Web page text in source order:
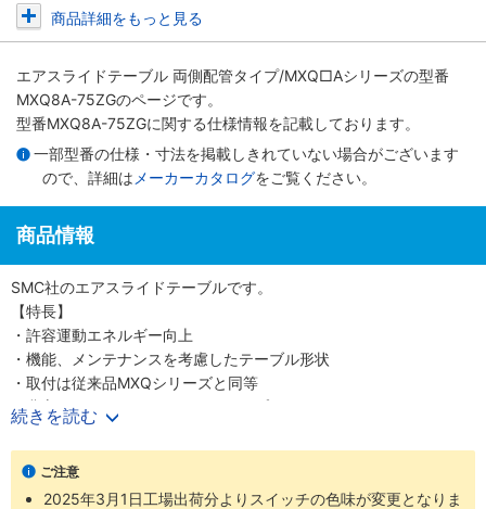
商品詳細をもっと見る
エアスライドテーブル 両側配管タイプ/MXQ□Aシリーズの型番
MXQ8A-75ZGのページです。
型番MXQ8A-75ZGに関する仕様情報を記載しております。
一部型番の仕様・寸法を掲載しきれていない場合がございます
ので、詳細は メーカーカタログをご覧ください。
商品情報
SMC社のエアスライドテーブルです。
【特長】
・許容運動エネルギー向上
・機能、メンテナンスを考慮したテーブル形状
・取付は従来品MXQシリーズと同等
・豊富なストロークアジャスタ（オプション）
・テーブル薄肉化による全高低減化、軽量化を実現
・配管/オートスイッチ取付溝を両側配置
続きを読む
ご注意
2025年3月1日工場出荷分よりスイッチの色味が変更となりま